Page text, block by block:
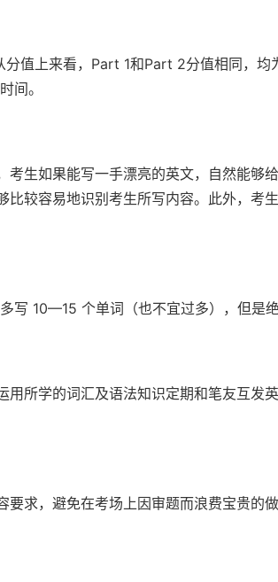
值上来看，Part 1和Part 2分值相同，
间。
生如果能写一手漂亮的英文，自然能够
较容易地识别考生所写内容。此外，考
写 10—15 个单词（也不宜过多），但是绝
所学的词汇及语法知识定期和笔友互发
求，避免在考场上因审题而浪费宝贵的